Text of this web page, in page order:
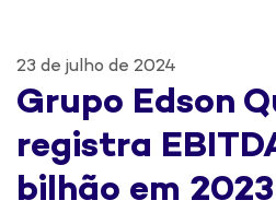
23 de julho de 2024
Grupo Edson
registra
bilhão em 2023